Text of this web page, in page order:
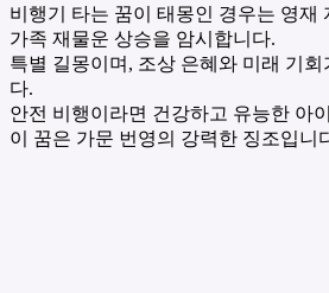
비행기 타는 꿈이 태몽인 경우는 영재
가족 재물운 상승을 암시합니다.
특별 길몽이며, 조상 은혜와 미래 기회
다.
안전 비행이라면 건강하고 유능한 아
이 꿈은 가문 번영의 강력한 징조입니